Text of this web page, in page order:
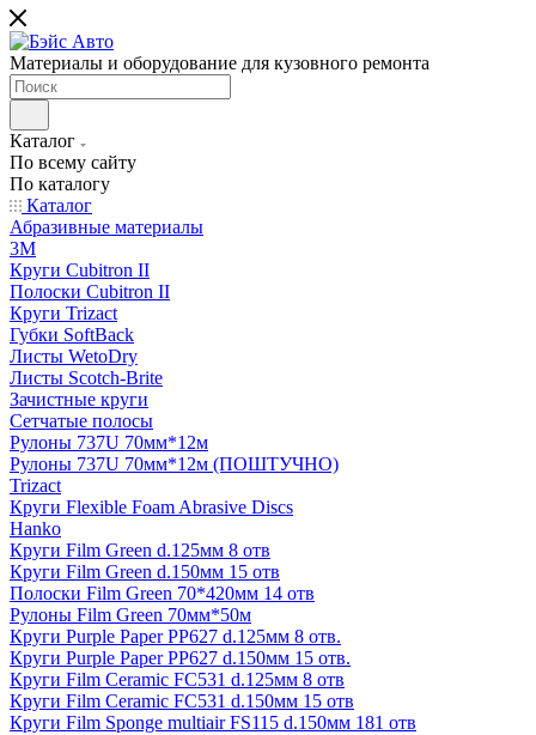
Материалы и оборудование для кузовного ремонта
Каталог
По всему сайту
По каталогу
Каталог
Абразивные материалы
3M
Круги Cubitron II
Полоски Cubitron II
Круги Trizact
Губки SoftBack
Листы WetoDry
Листы Scotch-Brite
Зачистные круги
Сетчатые полосы
Рулоны 737U 70мм*12м
Рулоны 737U 70мм*12м (ПОШТУЧНО)
Trizact
Круги Flexible Foam Abrasive Discs
Hanko
Круги Film Green d.125мм 8 отв
Круги Film Green d.150мм 15 отв
Полоски Film Green 70*420мм 14 отв
Рулоны Film Green 70мм*50м
Круги Purple Paper PP627 d.125мм 8 отв.
Круги Purple Paper PP627 d.150мм 15 отв.
Круги Film Ceramic FC531 d.125мм 8 отв
Круги Film Ceramic FC531 d.150мм 15 отв
Круги Film Sponge multiair FS115 d.150мм 181 отв